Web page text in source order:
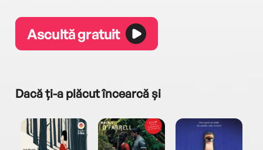
Ascultă gratuit
Dacă ți-a plăcut încearcă și